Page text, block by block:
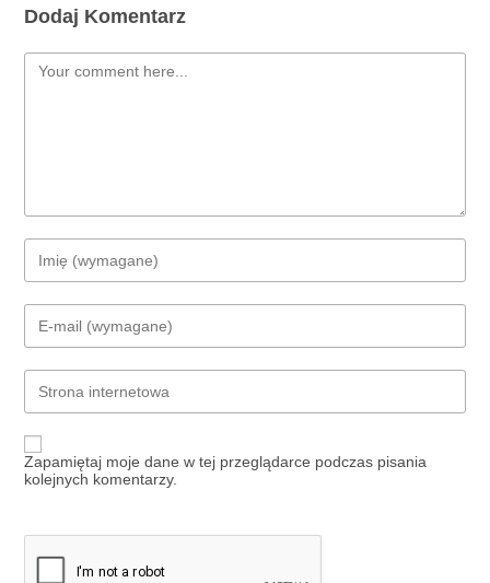
Dodaj Komentarz
Comment
Enter
your
name
comment
Enter
your
email
comment
Enter
your
website
Zapamiętaj moje dane w tej przeglądarce podczas pisania
kolejnych komentarzy.